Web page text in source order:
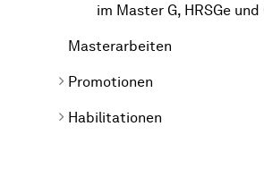
im Master G, HRSGe und
Masterarbeiten
Promotionen
Habilitationen